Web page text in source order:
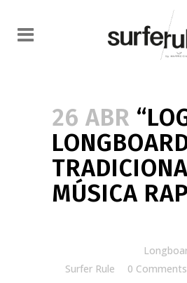
26 ABR
MÚSICA RAP
Surfer Rule 0 Comments